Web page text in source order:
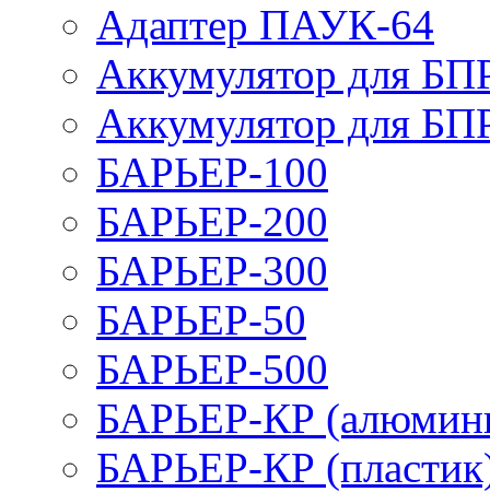
Адаптер ПАУК-64
Аккумулятор для
Аккумулятор для
БАРЬЕР-100
БАРЬЕР-200
БАРЬЕР-300
БАРЬЕР-50
БАРЬЕР-500
БАРЬЕР-КР
БАРЬЕР-КР